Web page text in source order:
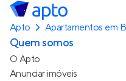
Apto Apartamentos em
Quem somos
O Apto
Anunciar imóveis